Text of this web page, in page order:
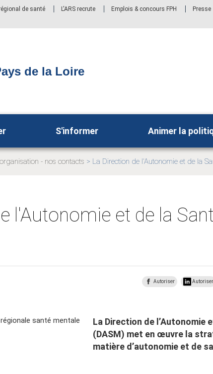
de santé L'ARS recrute Emplois & concours FPH Presse
de la Loire
S'informer Animer la
- nos contacts
La Direction de l'Autonomie et de la
l'Autonomie et de la
Autoriser Autoriser
La Direction de l’Autonomie
(DASM) met en œuvre la
matière d’autonomie et de